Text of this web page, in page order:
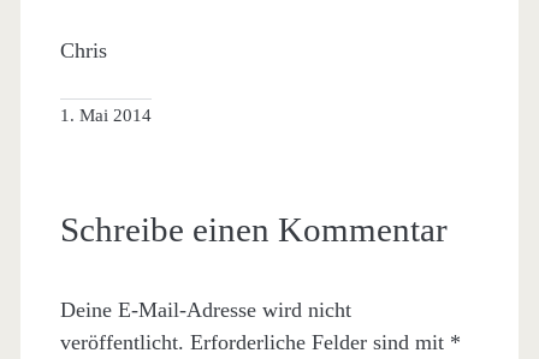
Chris
1. Mai 2014
Schreibe einen Kommentar
Deine E-Mail-Adresse wird nicht
veröffentlicht. Erforderliche Felder sind mit *